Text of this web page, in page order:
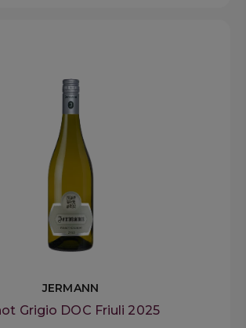
JERMANN
Grigio DOC Friuli 2025